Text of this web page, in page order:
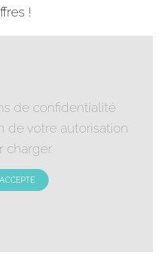
!
de confidentialité
de votre autorisation
charger.